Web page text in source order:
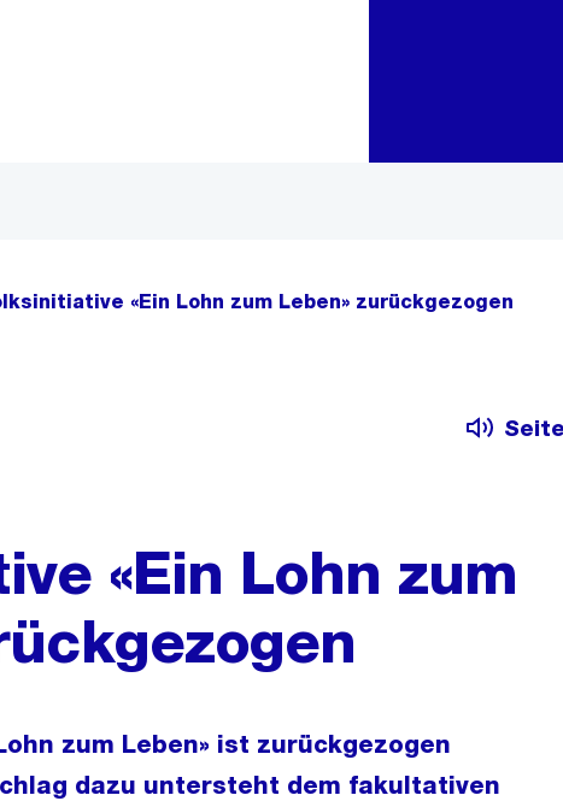
«Ein Lohn zum Leben» zurückgezogen
«Ein Lohn zum
zum Leben» ist zurückgezogen
dazu untersteht dem fakultativen